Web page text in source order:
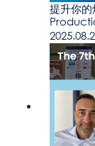
提升你